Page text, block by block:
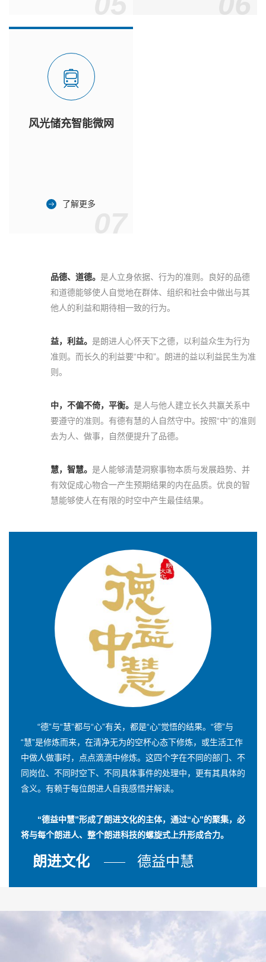
风光储充智能微网
了解更多
品德、道德。 是人立身依据、行为的准则。良好的品德
和道德能够使人自觉地在群体、组织和社会中做出与其
他人的利益和期待相一致的行为。
益，利益。 是朗进人心怀天下之德，以利益众生为行为
准则。而长久的利益要“中和”。朗进的益以利益民生为准
则。
中，不偏不倚，平衡。 是人与他人建立长久共赢关系中
要遵守的准则。有德有慧的人自然守中。按照“中”的准则
去为人、做事，自然便提升了品德。
慧，智慧。 是人能够清楚洞察事物本质与发展趋势、并
有效促成心物合一产生预期结果的内在品质。优良的智
慧能够使人在有限的时空中产生最佳结果。
“德”与“慧”都与“心”有关，都是“心”觉悟的结果。“德”与
“慧”是修炼而来，在清净无为的空杯心态下修炼，或生活工作
中做人做事时，点点滴滴中修炼。这四个字在不同的部门、不
同岗位、不同时空下、不同具体事件的处理中，更有其具体的
含义。有赖于每位朗进人自我感悟并解读。
“德益中慧”形成了朗进文化的主体，通过“心”的聚集，必
将与每个朗进人、整个朗进科技的螺旋式上升形成合力。
朗进文化 德益中慧